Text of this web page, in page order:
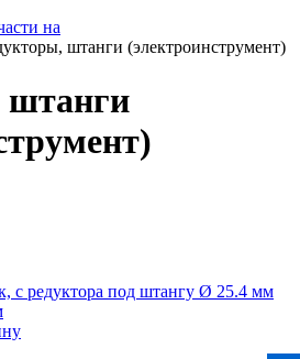
на
штанги (электроинструмент)
штанги
с редуктора под штангу Ø 25.4 мм